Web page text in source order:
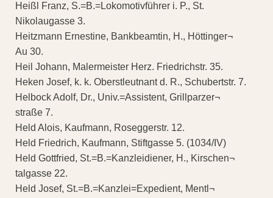
Heißl Franz, S.=B.=Lokomotivführer i. P., St.
Nikolaugasse 3.
Heitzmann Ernestine, Bankbeamtin, H., Höttinger¬
Au 30.
Heil Johann, Malermeister Herz. Friedrichstr. 35.
Heken Josef, k. k. Oberstleutnant d. R., Schubertstr. 7.
Helbock Adolf, Dr., Univ.=Assistent, Grillparzer¬
straße 7.
Held Alois, Kaufmann, Roseggerstr. 12.
Held Friedrich, Kaufmann, Stiftgasse 5. (1034/IV)
Held Gottfried, St.=B.=Kanzleidiener, H., Kirschen¬
talgasse 22.
Held Josef, St.=B.=Kanzlei=Expedient, Mentl¬